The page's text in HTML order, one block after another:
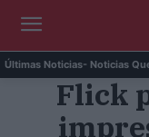
Últimas Noticias- Noticias
Estrenos de streaming: La
Flick